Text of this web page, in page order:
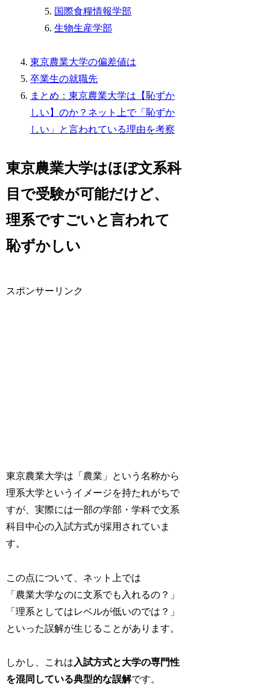
国際食糧情報学部
生物生産学部
東京農業大学の偏差値は
卒業生の就職先
まとめ：東京農業大学は【恥ずか
しい】のか？ネット上で「恥ずか
しい」と言われている理由を考察
東京農業大学はほぼ文系科
目で受験が可能だけど、
理系ですごいと言われて
恥ずかしい
スポンサーリンク
東京農業大学は「農業」という名称から
理系大学というイメージを持たれがちで
すが、実際には一部の学部・学科で文系
科目中心の入試方式が採用されていま
す。
この点について、ネット上では
「農業大学なのに文系でも入れるの？」
「理系としてはレベルが低いのでは？」
といった誤解が生じることがあります。
しかし、これは入試方式と大学の専門性
を混同している典型的な誤解です。